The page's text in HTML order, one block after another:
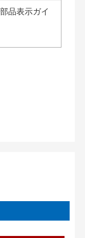
表示ガイ